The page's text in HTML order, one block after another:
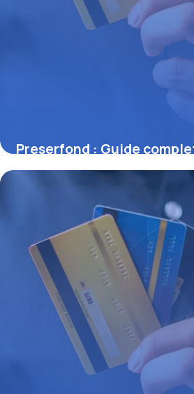
Preserfond : Guide
préservation